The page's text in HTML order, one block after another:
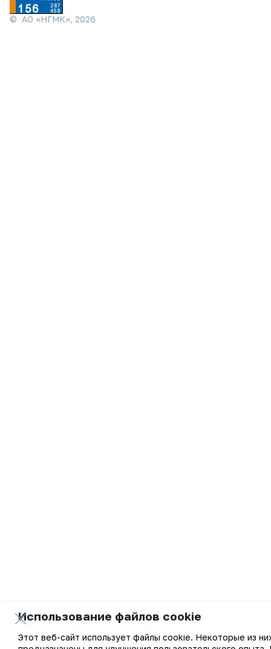
© АО «НГМК», 2026
Использование файлов cookie
Этот веб-сайт использует файлы cookie. Некоторые из